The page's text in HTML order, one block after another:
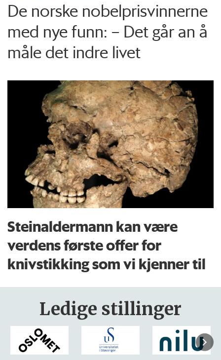
De norske nobelprisvinnerne
med nye funn: – Det går an å
måle det indre livet
Steinaldermann kan være
verdens første offer for
knivstikking som vi kjenner til
Ledige stillinger